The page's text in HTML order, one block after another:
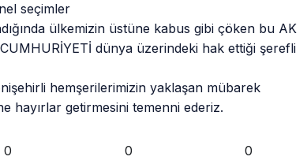
seçimler
ülkemizin üstüne kabus gibi çöken bu AK
dünya üzerindeki hak ettiği şerefli
hemşerilerimizin yaklaşan mübarek
hayırlar getirmesini temenni ederiz.
0 0 0